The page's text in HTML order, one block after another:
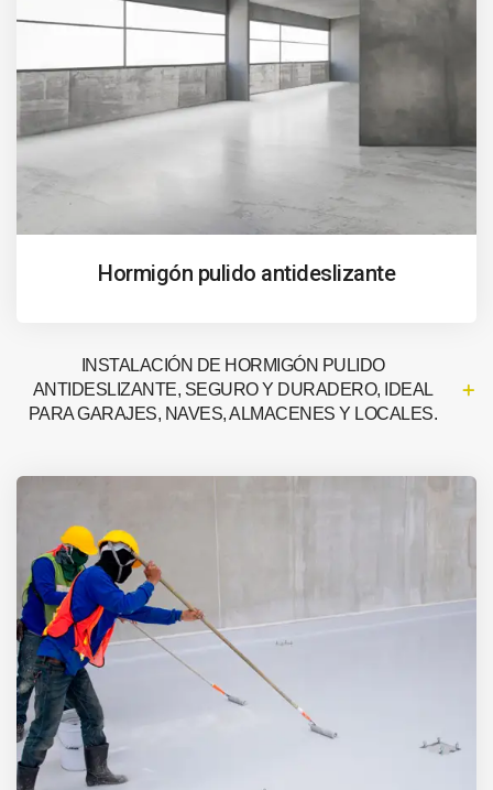
Hormigón pulido antideslizante
INSTALACIÓN DE HORMIGÓN PULIDO
ANTIDESLIZANTE, SEGURO Y DURADERO, IDEAL
PARA GARAJES, NAVES, ALMACENES Y LOCALES.